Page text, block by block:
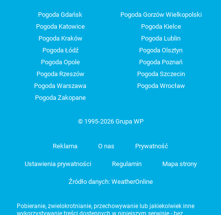
Pogoda Gdańsk
Pogoda Gorzów Wielkopolski
Pogoda Katowice
Pogoda Kielce
Pogoda Kraków
Pogoda Lublin
Pogoda Łódź
Pogoda Olsztyn
Pogoda Opole
Pogoda Poznań
Pogoda Rzeszów
Pogoda Szczecin
Pogoda Warszawa
Pogoda Wrocław
Pogoda Zakopane
© 1995-2026 Grupa WP
Reklama O nas Prywatność
Ustawienia prywatności Regulamin Mapa strony
Źródło danych: WeatherOnline
Pobieranie, zwielokrotnianie, przechowywanie lub jakiekolwiek inne
wykorzystywanie treści dostępnych w niniejszym serwisie - bez